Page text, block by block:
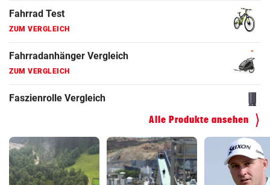
ZUM VERGLEICH
Hoverboard Vergleich
ZUM VERGLEICH
Kinderfahrrad Vergleich
ZUM VERGLEICH
Alle Produkte ansehen